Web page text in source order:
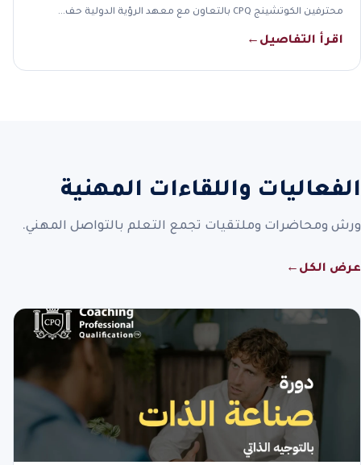
محترفين الكوتشينج CPQ بالتعاون مع معهد الرؤية الدولية حف…
اقرأ التفاصيل ←
الفعاليات واللقاءات المهنية
ورش ومحاضرات وملتقيات تجمع التعلم بالتواصل المهني.
عرض الكل ←